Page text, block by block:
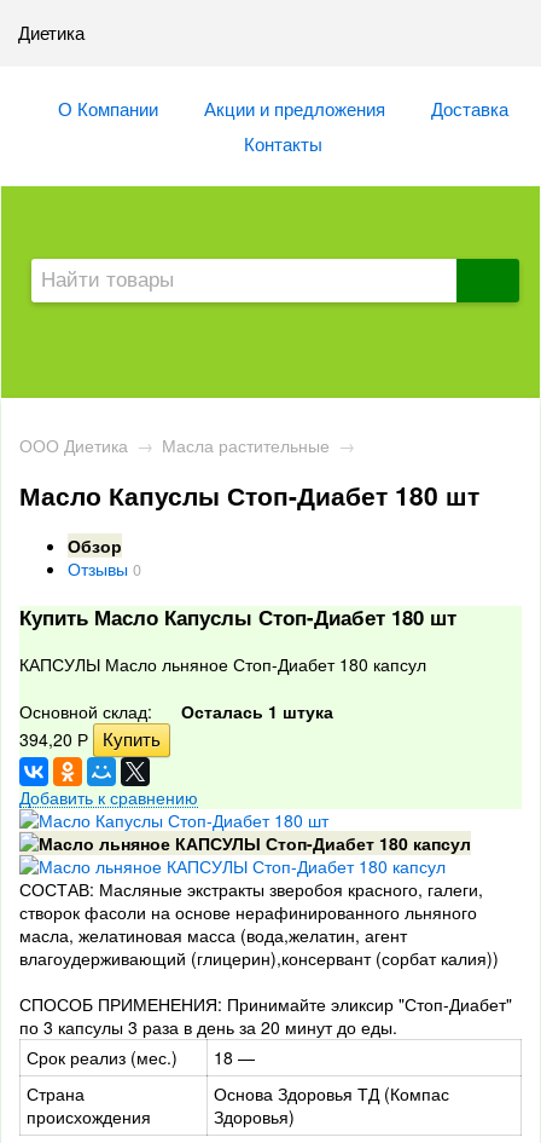
Диетика
О Компании Акции и предложения
Доставка
Контакты
ООО Диетика → Масла растительные →
Масло Капуслы Стоп-Диабет 180 шт
Обзор
Отзывы 0
Купить Масло Капуслы Стоп-Диабет 180 шт
КАПСУЛЫ Масло льняное Стоп-Диабет 180 капсул
Основной склад:
Осталась 1 штука
394,20 Р
Добавить к сравнению
СОСТАВ: Масляные экстракты зверобоя красного, галеги,
створок фасоли на основе нерафинированного льняного
масла, желатиновая масса (вода,желатин, агент
влагоудерживающий (глицерин),консервант (сорбат калия))
СПОСОБ ПРИМЕНЕНИЯ: Принимайте эликсир "Стоп-Диабет"
по 3 капсулы 3 раза в день за 20 минут до еды.
Срок реализ (мес.)
18 —
Страна
происхождения
Основа Здоровья ТД (Компас
Здоровья)